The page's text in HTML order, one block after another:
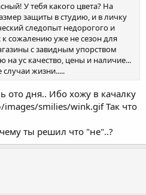
У тебя какого цвета? На
защиты в студию, и в личку
следопыт недорогого и
к сожалению уже не сезон для
с завидным упорством
на ус качество, цены и наличие...
случаи жизни.....
ото дня.. Ибо хожу в качалку
smilies/wink.gif Так что
ты решил что "не"..?